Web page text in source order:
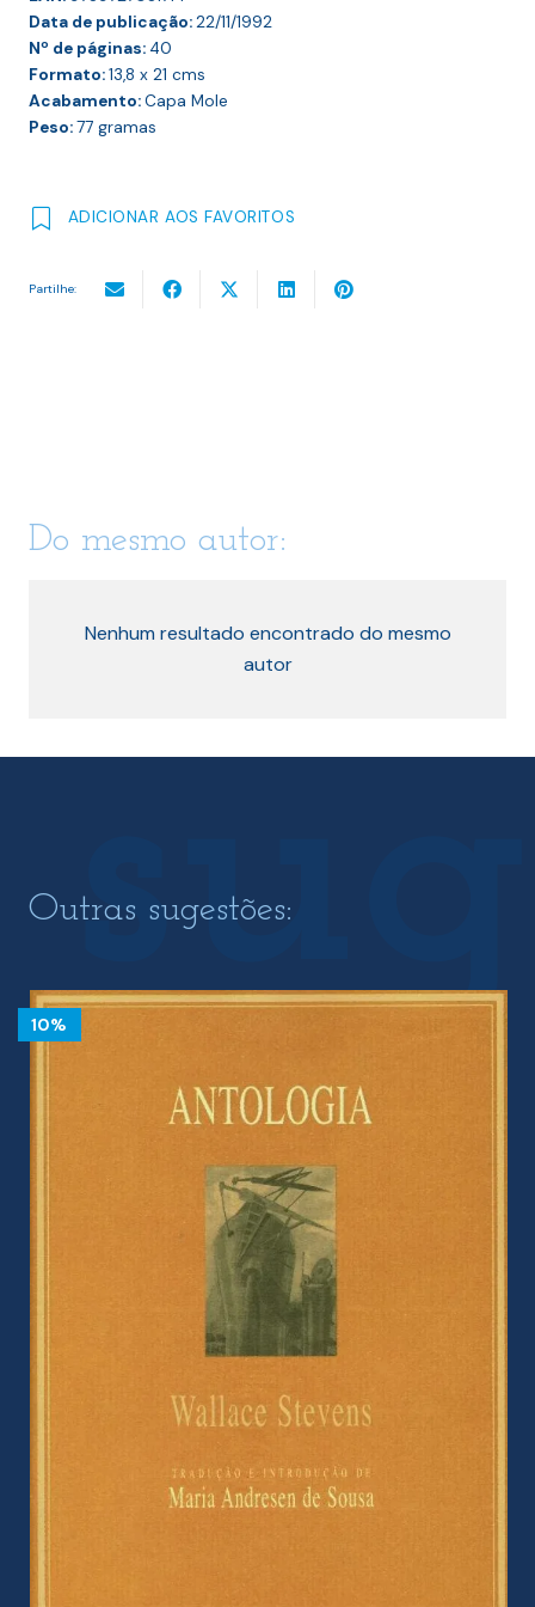
Data de publicação:22/11/1992
Nº de páginas: 40
Formato:13,8 x 21 cms
Acabamento:Capa Mole
Peso:77 gramas
ADICIONAR AOS FAVORITOS
Partilhe:
Do mesmo autor:
Nenhum resultado encontrado do mesmo
autor
Outras sugestões:
10%